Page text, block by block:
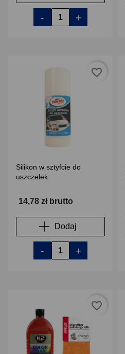
- +
Silikon w sztyfcie do
uszczelek
14,78 zł brutto
Dodaj
- +
favorite_border
favorite_border